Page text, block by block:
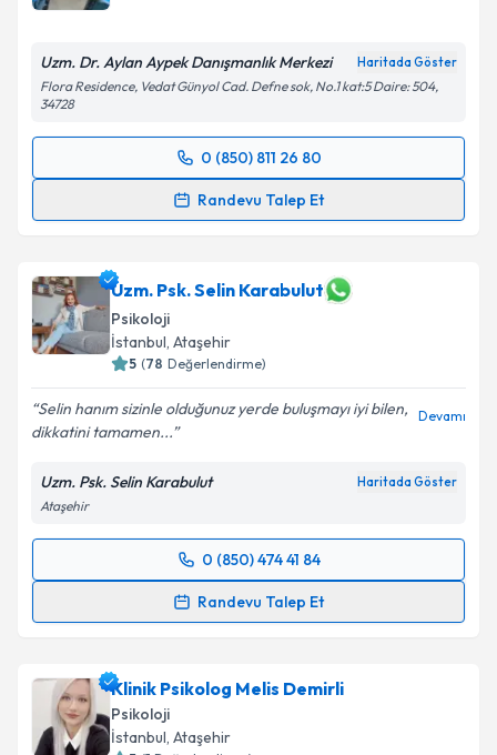
E-posta Adresiniz
Metni'ni okudum ve kişisel verilerimin belirtilen
kapsamda işlenmesini kabul ediyorum.
Uzm. Dr. Aylan Aypek Danışmanlık Merkezi Haritada Göster
Flora Residence, Vedat Günyol Cad. Defne sok, No.1 kat:5 Daire: 504,
34728
0 (850) 811 26 80
Randevu Talep Et
Randevu Takvimi Talebi
takvim hazırlandığında e-posta ile bilgilendireceğiz.
E-posta Adresiniz
Kişisel verilerimin işlenmesine ilişkin
kapsamda işlenmesini kabul ediyorum.
Takvim Talebini Gönder
Uzm. Psk. Selin Karabulut
Psikoloji
İstanbul, Ataşehir
5 (78 Değerlendirme)
Selin hanım sizinle olduğunuz yerde buluşmayı iyi bilen,
dikkatini tamamen...
Devamı
Uzm. Psk. Selin Karabulut Haritada Göster
Ataşehir
0 (850) 474 41 84
Randevu Talep Et
Randevu Takvimi Talebi
için bir takvim hazırlandığında e-posta ile
bilgilendireceğiz.
Klinik Psikolog Melis Demirli
Psikoloji
İstanbul, Ataşehir